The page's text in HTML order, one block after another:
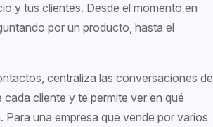
y tus clientes. Desde el momento en
por un producto, hasta el
centraliza las conversaciones de
cliente y te permite ver en qué
una empresa que vende por varios